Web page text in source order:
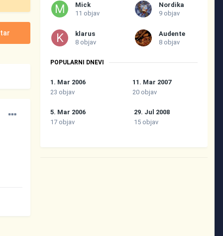
Mick
11 objav
Nordika
9 objav
klarus
8 objav
Audente
8 objav
POPULARNI DNEVI
1. Mar 2006
23 objav
11. Mar 2007
20 objav
5. Mar 2006
17 objav
29. Jul 2008
15 objav